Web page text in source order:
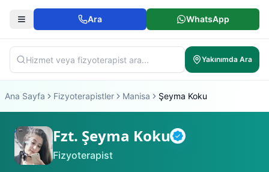
Ara WhatsApp
Yakınımda Ara
Ana Sayfa Fizyoterapistler Manisa Şeyma Koku
Fzt. Şeyma Koku Doğrulanmış
Fizyoterapist